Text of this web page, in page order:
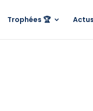
Trophées 🏆 Actus